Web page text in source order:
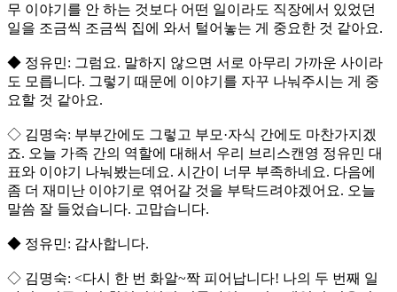
무 이야기를 안 하는 것보다 어떤 일이라도 직장에서 있었던
일을 조금씩 조금씩 집에 와서 털어놓는 게 중요한 것 같아요.
◆ 정유민: 그럼요. 말하지 않으면 서로 아무리 가까운 사이라
도 모릅니다. 그렇기 때문에 이야기를 자꾸 나눠주시는 게 중
요할 것 같아요.
◇ 김명숙: 부부간에도 그렇고 부모·자식 간에도 마찬가지겠
죠. 오늘 가족 간의 역할에 대해서 우리 브리스캔영 정유민 대
표와 이야기 나눠봤는데요. 시간이 너무 부족하네요. 다음에
좀 더 재미난 이야기로 엮어갈 것을 부탁드려야겠어요. 오늘
말씀 잘 들었습니다. 고맙습니다.
◆ 정유민: 감사합니다.
◇ 김명숙: <다시 한 번 화알~짝 피어납니다! 나의 두 번째 일